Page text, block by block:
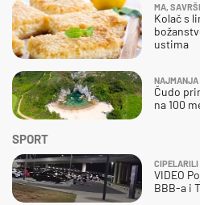
SPORT
CIPELARILI
VIDEO
BBB-a i
MA,
Kolač s
ustima
NAJMANJA
Čudo
na 100